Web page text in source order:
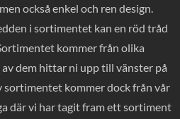
också enkel och ren design.
i sortimentet kan en röd tråd
kommer från olika
dem hittar ni upp till vänster på
sortimentet kommer dock från vår
där vi har tagit fram ett sortiment